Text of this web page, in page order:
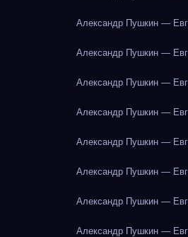
Александр Пушкин —
Александр Пушкин —
Александр Пушкин —
Александр Пушкин —
Александр Пушкин —
Александр Пушкин —
Александр Пушкин —
Александр Пушкин —